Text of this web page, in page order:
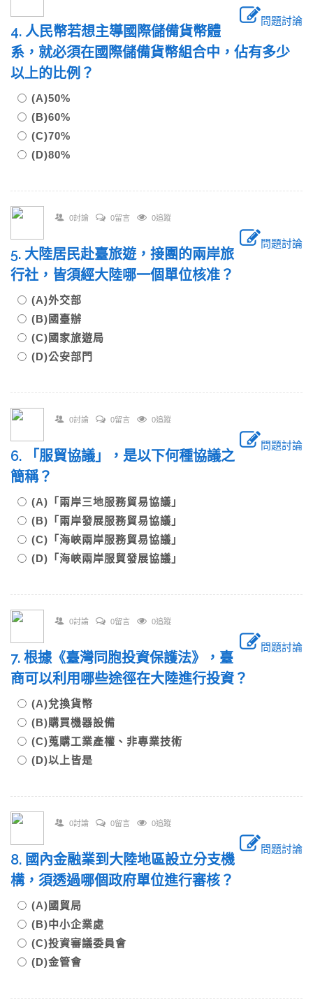
問題討論
4. 人民幣若想主導國際儲備貨幣體
系，就必須在國際儲備貨幣組合中，佔有多少
以上的比例？
(A)50%
(B)60%
(C)70%
(D)80%
0討論 0留言 0追蹤
問題討論
5. 大陸居民赴臺旅遊，接團的兩岸旅
行社，皆須經大陸哪一個單位核准？
(A)外交部
(B)國臺辦
(C)國家旅遊局
(D)公安部門
0討論 0留言 0追蹤
問題討論
6. 「服貿協議」，是以下何種協議之
簡稱？
(A)「兩岸三地服務貿易協議」
(B)「兩岸發展服務貿易協議」
(C)「海峽兩岸服務貿易協議」
(D)「海峽兩岸服貿發展協議」
0討論 0留言 0追蹤
問題討論
7. 根據《臺灣同胞投資保護法》，臺
商可以利用哪些途徑在大陸進行投資？
(A)兌換貨幣
(B)購買機器設備
(C)蒐購工業產權、非專業技術
(D)以上皆是
0討論 0留言 0追蹤
問題討論
8. 國內金融業到大陸地區設立分支機
構，須透過哪個政府單位進行審核？
(A)國貿局
(B)中小企業處
(C)投資審議委員會
(D)金管會